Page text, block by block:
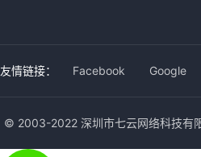
友情链接： Facebook Google
© 2003-2022 深圳市七云网络科技有